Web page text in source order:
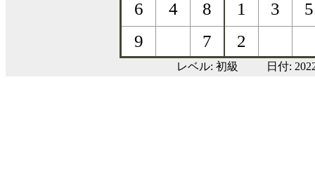
レベル: 初級 日付: